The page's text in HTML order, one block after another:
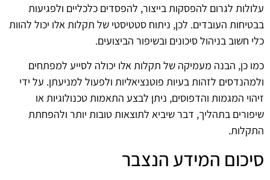
עלולות לגרום להפסקות בייצור, להפסדים כלכליים ולפגיעות
בבטיחות העובדים. לכן, ניתוח סטטיסטי של תקלות אלו יכול להוות
כלי חשוב בניהול סיכונים ובשיפור הביצועים.
כמו כן, הבנה מעמיקה של תקלות אלו יכולה לסייע למפתחים
ולמהנדסים לזהות בעיות פוטנציאליות ולפעול למניעתן. על ידי
זיהוי המגמות והדפוסים, ניתן לבצע התאמות טכנולוגיות או
שיפורים בתהליך, דבר שיביא לתוצאות טובות יותר ולהפחתת
התקלות.
סיכום המידע הנצבר